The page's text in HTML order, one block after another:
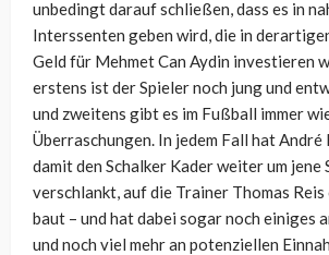
unbedingt darauf schließen, dass es in
Interssenten geben wird, die in
Geld für Mehmet Can Aydin investieren
erstens ist der Spieler noch jung und
und zweitens gibt es im Fußball immer
Überraschungen. In jedem Fall hat André
damit den Schalker Kader weiter um jene
verschlankt, auf die Trainer Thomas
baut – und hat dabei sogar noch einiges
und noch viel mehr an potenziellen